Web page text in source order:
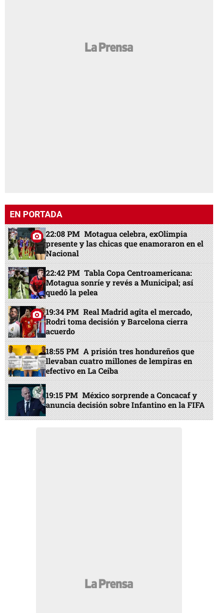
EN PORTADA
22:08 PM Motagua celebra, exOlimpia
presente y las chicas que enamoraron en el
Nacional
22:42 PM Tabla Copa Centroamericana:
Motagua sonríe y revés a Municipal; así
quedó la pelea
19:34 PM Real Madrid agita el mercado,
Rodri toma decisión y Barcelona cierra
acuerdo
18:55 PM A prisión tres hondureños que
llevaban cuatro millones de lempiras en
efectivo en La Ceiba
19:15 PM México sorprende a Concacaf y
anuncia decisión sobre Infantino en la FIFA